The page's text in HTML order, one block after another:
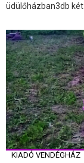
üdülőházban3db két
KIADÓ VENDÉGHÁZ